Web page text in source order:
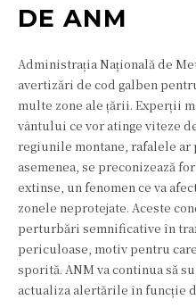
DE ANM
Administrația Națională de
avertizări de cod galben
multe zone ale țării. Experții
vântului ce vor atinge viteze
regiunile montane, rafalele ar
asemenea, se preconizează
extinse, un fenomen ce va
zonele neprotejate. Aceste
perturbări semnificative în
periculoase, motiv pentru
sporită. ANM va continua să
actualiza alertările în funcție